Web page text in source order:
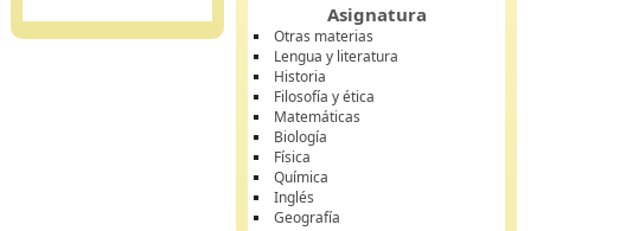
Asignatura
Otras materias
Lengua y literatura
Historia
Filosofía y ética
Matemáticas
Biología
Física
Química
Inglés
Geografía